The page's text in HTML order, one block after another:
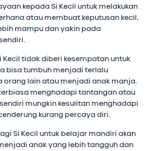
kepada Si Kecil untuk melakukan
atau membuat keputusan kecil,
mampu dan yakin pada
Kecil tidak diberi kesempatan untuk
bisa tumbuh menjadi terlalu
orang lain atau menjadi anak manja.
menghadapi tantangan atau
mungkin kesulitan menghadapi
kurang percaya diri.
Si Kecil untuk belajar mandiri akan
anak yang lebih tangguh dan